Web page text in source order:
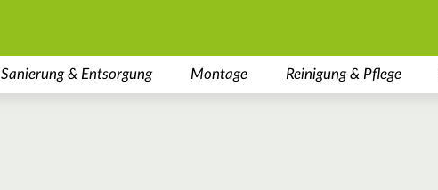
Sanierung & Entsorgung Montage Reinigung & Pflege